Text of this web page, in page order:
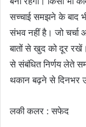
सच्चाई समझने के बाद
संभव नहीं है। जो चर्चा
बातों से खुद को दूर
से संबंधित निर्णय लेते
थकान बढ़ने से दिनभर
लकी कलर : सफेद